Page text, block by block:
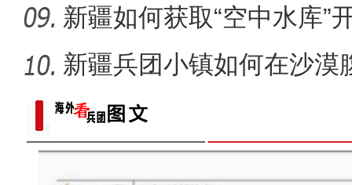
新疆青河：蒙新河狸深夜“
新疆如何获取“空中水库”
新疆兵团小镇如何在沙漠
迹”？